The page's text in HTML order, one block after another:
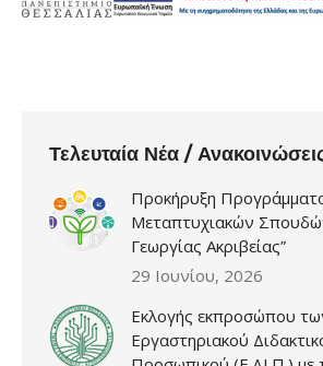
Τελευταία Νέα /
Προκήρυξη
Μεταπτυχιακών
Γεωργίας Ακριβείας”
29 Ιουνίου, 2026
Εκλογής εκπροσώπου
Εργαστηριακού